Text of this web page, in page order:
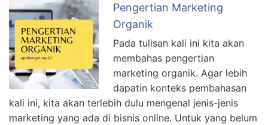
Pengertian Marketing
Organik
Pada tulisan kali ini kita akan
membahas pengertian
marketing organik. Agar lebih
dapatin konteks pembahasan
kali ini, kita akan terlebih dulu mengenal jenis-jenis
marketing yang ada di bisnis online. Untuk yang belum